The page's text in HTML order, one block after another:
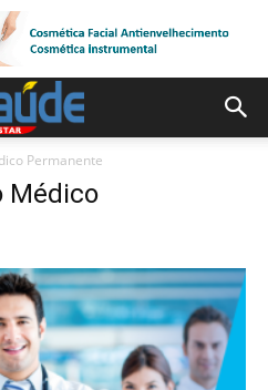
Permanente
Médico